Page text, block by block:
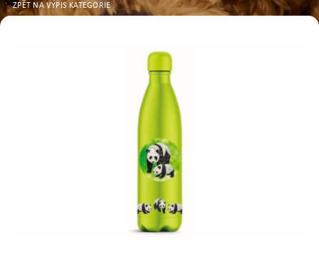
ZPĚT NA VÝPIS KATEGORIE